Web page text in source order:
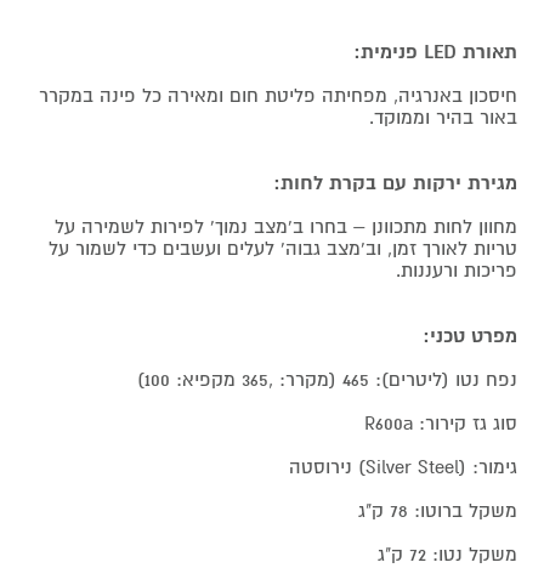
תאורת LED פנימית:
חיסכון באנרגיה, מפחיתה פליטת חום ומאירה כל פינה במקרר
באור בהיר וממוקד.
מגירת ירקות עם בקרת לחות:
מחוון לחות מתכוונן – בחרו ב'מצב נמוך' לפירות לשמירה על
טריות לאורך זמן, וב'מצב גבוה' לעלים ועשבים כדי לשמור על
פריכות ורעננות.
מפרט טכני:
נפח נטו (ליטרים): 465 (מקרר: ,365 מקפיא: 100)
סוג גז קירור: R600a
גימור: (Silver Steel) נירוסטה
משקל ברוטו: 78 ק"ג
משקל נטו: 72 ק"ג